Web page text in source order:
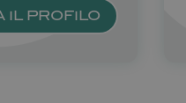
IL PROFILO